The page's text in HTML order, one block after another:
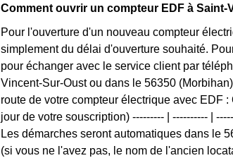
Comment ouvrir un compteur EDF à Saint-
Pour l'ouverture d'un nouveau compteur
simplement du délai d'ouverture souhaité.
pour échanger avec le service client par
Vincent-Sur-Oust ou dans le 56350
route de votre compteur électrique avec EDF
jour de votre souscription) --------- | ---------- |
Les démarches seront automatiques dans le
(si vous ne l'avez pas, le nom de l'ancien